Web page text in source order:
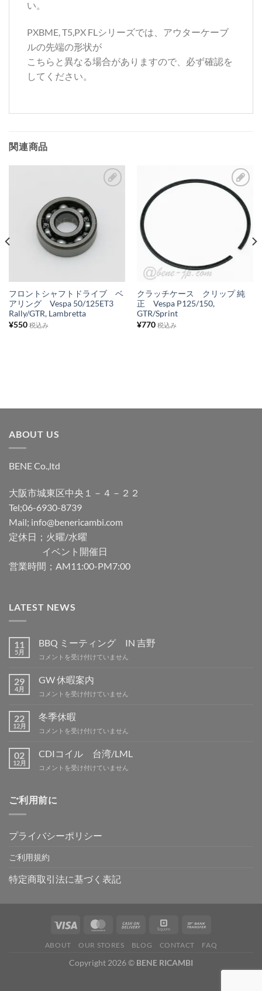
い。
PXBME, T5,PX FLシリーズでは、アウターケーブ
ルの先端の形状が
こちらと異なる場合がありますので、必ず確認を
してください。
関連商品
ス
ト
フロントシャフトドライブ ベ
アリング Vespa 50/125ET3
Rally/GTR, Lambretta
¥550 税込み
り
ス
クラッチケース クリップ 純
正 Vespa P125/150,
GTR/Sprint
¥770 税込み
ABOUT US
BENE Co.,ltd
大阪市城東区中央１－４－２２
Tel;06-6930-8739
Mail; info@benericambi.com
定休日；火曜/水曜
イベント開催日
営業時間；AM11:00-PM7:00
LATEST NEWS
11
5月
BBQ ミーティング IN 吉野
BBQ
ー
ィ
グ
吉
は
コメントを受け付けていません
29
4月
GW 休暇案内
GW
暇
案
内
コメントを受け付けていません
22
12月
冬季休暇
冬
休
は
コメントを受け付けていません
02
12月
CDIコイル 台湾/LML
CDI
ル
台
コメントを受け付けていません
ご利用前に
プライバシーポリシー
ご利用規約
特定商取引法に基づく表記
ABOUT OUR STORES BLOG CONTACT FAQ
Copyright 2026 © BENE RICAMBI